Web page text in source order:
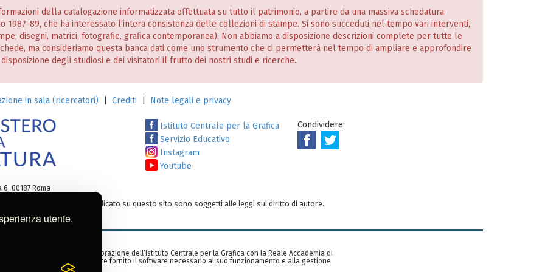
utente,
della catalogazione informatizzata effettuata su tutto il patrimonio, a partire da una massiva schedatura
89, che ha interessato l’intera consistenza delle collezioni di stampe. Si sono succeduti nel tempo vari interventi,
disegni, matrici, fotografie, grafica contemporanea). Non abbiamo a disposizione descrizioni complete per tutte le
ma consideriamo questa banca dati come uno strumento che ci permetterà nel tempo di ampliare e approfondire
degli studiosi e dei visitatori il frutto dei nostri studi e ricerche.
in sala (ricercatori) Crediti Note legali e privacy
Istituto Centrale per la Grafica
Servizio Educativo
Instagram
Youtube
Condividere:
00187 Roma
e/o su altro materiale pubblicato su questo sito sono soggetti alle leggi sul diritto di autore.
ic-gr@cultura.gov.it
nell’ambito di una collaborazione dell’Istituto Centrale per la Grafica con la Reale Accademia di
Spagna), che ha gentilmente fornito il software necessario al suo funzionamento e alla gestione